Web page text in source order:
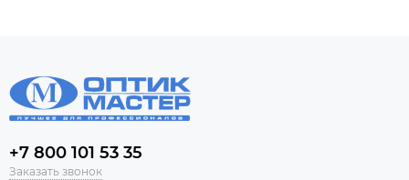
+7 800 101 53 35
Заказать звонок